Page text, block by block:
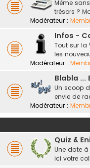
Même
trésors ?
Modérateur :
Infos -
Tout sur la
les
Modérateur :
Blabla ...
Un scoop
envie de
Modérateur :
Quiz &
Une date à
ici votre